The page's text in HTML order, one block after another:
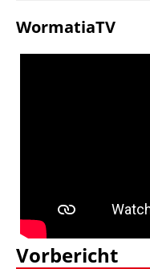
WormatiaTV
Vorbericht